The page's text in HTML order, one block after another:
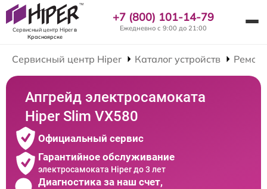
Сервисный центр Hiperв
Красноярске
+7 (800) 101-14-79
Ежедневно с 9:00 до 21:00
Сервисный центр Hiper Каталог устройств
Апгрейд электросамоката
Hiper Slim VX580
Официальный сервис
Гарантийное обслуживание
электросамоката Hiper до 3 лет
Диагностика за наш счет,